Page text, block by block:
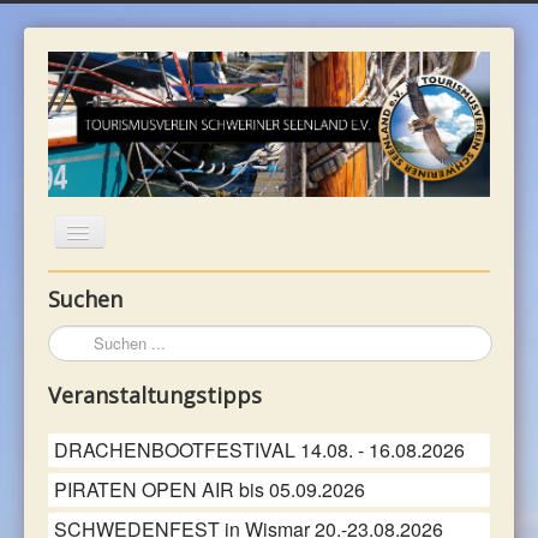
WILLKOMMEN
UNTERKÜNFTE
REGION
FREIZEIT
Suchen
Suchen
...
Veranstaltungstipps
DRACHENBOOTFESTIVAL 14.08. - 16.08.2026
PIRATEN OPEN AIR bis 05.09.2026
SCHWEDENFEST in Wismar 20.-23.08.2026